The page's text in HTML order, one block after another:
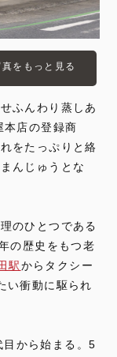
真をもっと見る
ふんわり蒸しあ
本店の登録商
をたっぷりと絡
んじゅうとな
のひとつである
の歴史をもつ老
駅からタクシー
い衝動に駆られ
から始まる。5